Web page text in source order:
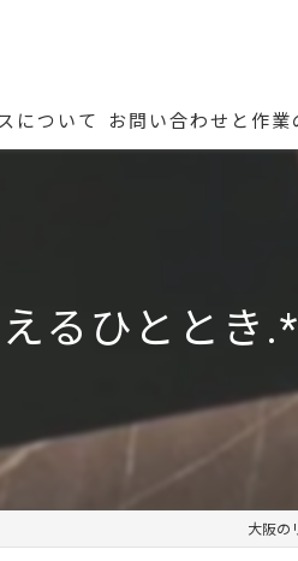
について お問い合わせと作業
るひとと
大阪の